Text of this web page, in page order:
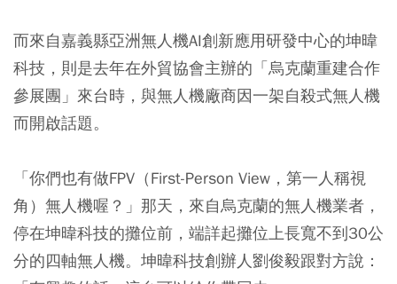
而來自嘉義縣亞洲無人機AI創新應用研發中心的坤暐
科技，則是去年在外貿協會主辦的「烏克蘭重建合作
參展團」來台時，與無人機廠商因一架自殺式無人機
而開啟話題。
「你們也有做FPV（First-Person View，第一人稱視
角）無人機喔？」那天，來自烏克蘭的無人機業者，
停在坤暐科技的攤位前，端詳起攤位上長寬不到30公
分的四軸無人機。坤暐科技創辦人劉俊毅跟對方說：